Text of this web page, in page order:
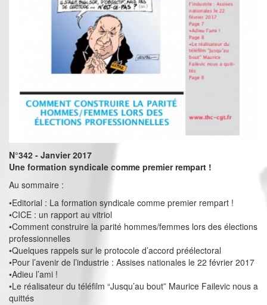
N°342 - Janvier 2017
Une formation syndicale comme premier rempart !
Au sommaire :
•Editorial : La formation syndicale comme premier rempart !
•CICE : un rapport au vitriol
•Comment construire la parité hommes/femmes lors des élections
professionnelles
•Quelques rappels sur le protocole d’accord préélectoral
•Pour l’avenir de l’industrie : Assises nationales le 22 février 2017
•Adieu l’ami !
•Le réalisateur du téléfilm “Jusqu’au bout” Maurice Failevic nous a
quittés